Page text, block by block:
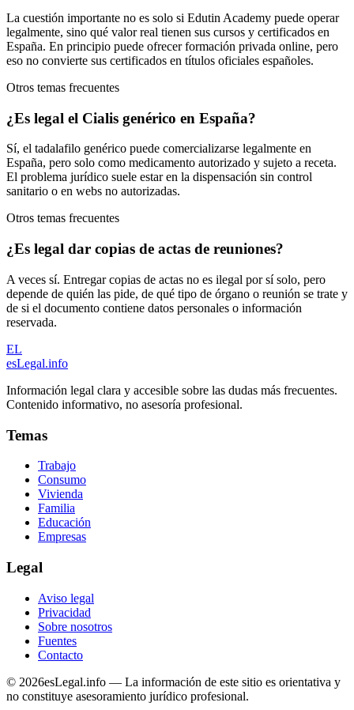
La cuestión importante no es solo si Edutin Academy puede operar
legalmente, sino qué valor real tienen sus cursos y certificados en
España. En principio puede ofrecer formación privada online, pero
eso no convierte sus certificados en títulos oficiales españoles.
Otros temas frecuentes
¿Es legal el Cialis genérico en España?
Sí, el tadalafilo genérico puede comercializarse legalmente en
España, pero solo como medicamento autorizado y sujeto a receta.
El problema jurídico suele estar en la dispensación sin control
sanitario o en webs no autorizadas.
Otros temas frecuentes
¿Es legal dar copias de actas de reuniones?
A veces sí. Entregar copias de actas no es ilegal por sí solo, pero
depende de quién las pide, de qué tipo de órgano o reunión se trate y
de si el documento contiene datos personales o información
reservada.
EL
esLegal.info
Información legal clara y accesible sobre las dudas más frecuentes.
Contenido informativo, no asesoría profesional.
Temas
Trabajo
Consumo
Vivienda
Familia
Educación
Empresas
Legal
Aviso legal
Privacidad
Sobre nosotros
Fuentes
Contacto
© 2026esLegal.info — La información de este sitio es orientativa y
no constituye asesoramiento jurídico profesional.